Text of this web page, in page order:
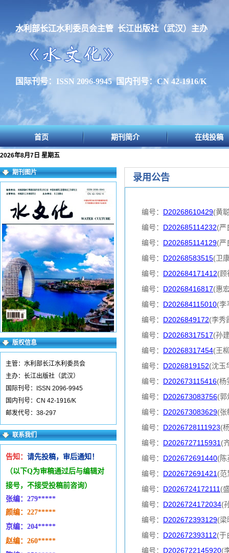
水利部长江水利委员会主管 长江出版社（武汉）主办
国际刊号：ISSN 2096-9945 国内刊号：CN 42-1916/K
首页 期刊简介 在线投稿
2026年8月7日 星期五
期刊图片
版权信息
主管：水利部长江水利委员会
主办：长江出版社（武汉）
国际刊号：ISSN 2096-9945
国内刊号：CN 42-1916/K
邮发代号：38-297
联系我们
告知： 请先投稿，审后通知！
（以下Q为审稿通过后与编辑对
接号，不接受投稿前咨询）
张编：279*****
颜编：227*****
京编：204*****
赵编：260*****
录用公告
编号： D20268610429(黄
编号： D202685114232(严
编号： D202685114129(严
编号： D20268583515(卫
编号： D202684171412(
编号： D20268416817(惠
编号： D202684115010(
编号： D2026849172(李秀
编号： D20268317517(孙
编号： D20268317454(王
编号： D2026819152(沈玉
编号： D202673115416(杨
编号： D202673083756(
编号： D202673083629(
编号： D2026728111923(
编号： D2026727115931 (
编号： D202672691440(
编号： D202672691421 (
编号： D2026724172111 (
编号： D2026724172034(
编号： D202672393129(
编号： D202672393112(于
编号： D2026722145920(